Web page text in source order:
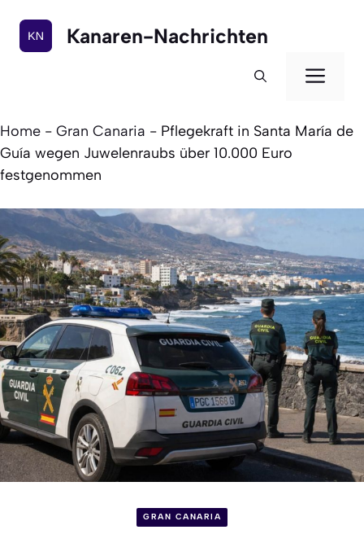
Inhalt
springen
Kanaren-Nachrichten
Home - Gran Canaria - Pflegekraft in Santa María de
Guía wegen Juwelenraubs über 10.000 Euro
festgenommen
GRAN CANARIA